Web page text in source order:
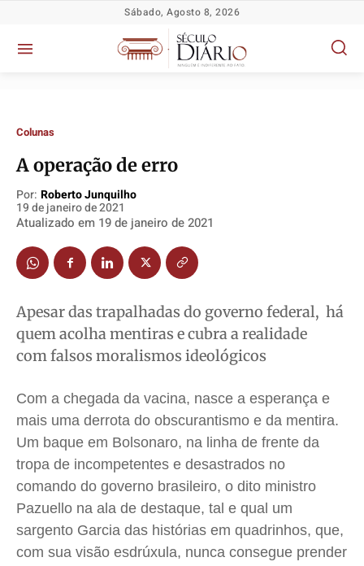
Política
TV Século
Educação
Segurança
Meio Ambiente
Direitos
Economia
Cultura
Colunas
Caetano Roque
Política
TV Século
Educação
Segurança
Meio Ambiente
Direitos
Economia
Cultura
Colunas
Caetano Roque
Política
TV Século
Educação
Segurança
Meio Ambiente
Direitos
Economia
Cultura
Colunas
Caetano Roque
Política
TV Século
Educação
Segurança
Meio Ambiente
Direitos
Economia
Cultura
Colunas
Caetano Roque
Sábado, Agosto 8, 2026
Colunas
A operação de erro
Por: Roberto Junquilho
19 de janeiro de 2021
Atualizado em 19 de janeiro de 2021
Apesar das trapalhadas do governo federal, há
quem acolha mentiras e cubra a realidade
com falsos moralismos ideológicos
Com a chegada da vacina, nasce a esperança e
mais uma derrota do obscurantismo e da mentira.
Um baque em Bolsonaro, na linha de frente da
tropa de incompetentes e desastrados no
comando do governo brasileiro, o dito ministro
Pazuello na ala de destaque, tal e qual um
sargento Garcia das histórias em quadrinhos, que,
com sua visão esdrúxula, nunca consegue prender